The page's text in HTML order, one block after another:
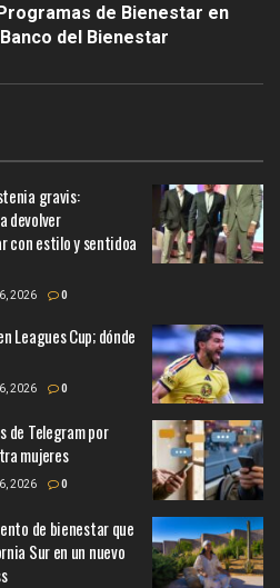
de Bienestar en
del Bienestar
gravis:
devolver
con estilo y sentidoa
2026 0
Leagues Cup; dónde
2026 0
de Telegram por
mujeres
2026 0
de bienestar que
Sur en un nuevo